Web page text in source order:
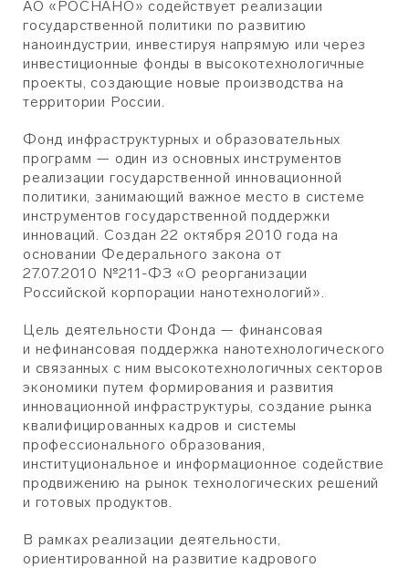
АО «РОСНАНО» содействует реализации
государственной политики по развитию
наноиндустрии, инвестируя напрямую или через
инвестиционные фонды в высокотехнологичные
проекты, создающие новые производства на
территории России.
Фонд инфраструктурных и образовательных
программ — один из основных инструментов
реализации государственной инновационной
политики, занимающий важное место в системе
инструментов государственной поддержки
инноваций. Создан 22 октября 2010 года на
основании Федерального закона от
27.07.2010 №211-ФЗ «О реорганизации
Российской корпорации нанотехнологий».
Цель деятельности Фонда — финансовая
и нефинансовая поддержка нанотехнологического
и связанных с ним высокотехнологичных секторов
экономики путем формирования и развития
инновационной инфраструктуры, создание рынка
квалифицированных кадров и системы
профессионального образования,
институциональное и информационное содействие
продвижению на рынок технологических решений
и готовых продуктов.
В рамках реализации деятельности,
ориентированной на развитие кадрового